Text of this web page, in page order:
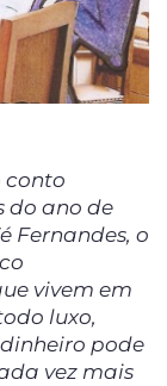
conto
do ano de
Fernandes, o
vivem em
luxo,
pode
vez mais